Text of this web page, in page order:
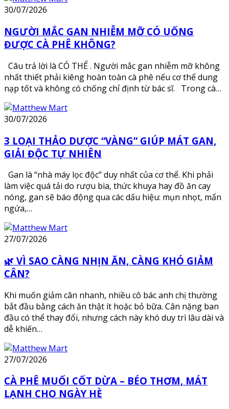
30/07/2026
NGƯỜI MẮC GAN NHIỄM MỠ CÓ UỐNG
ĐƯỢC CÀ PHÊ KHÔNG?
Câu trả lời là CÓ THỂ . Người mắc gan nhiễm mỡ không
nhất thiết phải kiêng hoàn toàn cà phê nếu cơ thể dung
nạp tốt và không có chống chỉ định từ bác sĩ. Trong cà…
30/07/2026
3 LOẠI THẢO DƯỢC “VÀNG” GIÚP MÁT GAN,
GIẢI ĐỘC TỰ NHIÊN
Gan là “nhà máy lọc độc” duy nhất của cơ thể. Khi phải
làm việc quá tải do rượu bia, thức khuya hay đồ ăn cay
nóng, gan sẽ báo động qua các dấu hiệu: mụn nhọt, mẩn
ngứa,…
27/07/2026
🌿 VÌ SAO CÀNG NHỊN ĂN, CÀNG KHÓ GIẢM
CÂN?
Khi muốn giảm cân nhanh, nhiều cô bác anh chị thường
bắt đầu bằng cách ăn thật ít hoặc bỏ bữa. Cân nặng ban
đầu có thể thay đổi, nhưng cách này khó duy trì lâu dài và
dễ khiến…
27/07/2026
CÀ PHÊ MUỐI CỐT DỪA – BÉO THƠM, MÁT
LẠNH CHO NGÀY HÈ